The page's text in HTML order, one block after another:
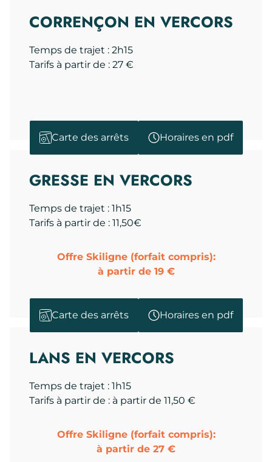
CORRENÇON EN VERCORS
Temps de trajet : 2h15
Tarifs à partir de : 27 €
Carte des arrêts Horaires en pdf
GRESSE EN VERCORS
Temps de trajet : 1h15
Tarifs à partir de : 11,50€
Offre Skiligne (forfait compris):
à partir de 19 €
Carte des arrêts Horaires en pdf
LANS EN VERCORS
Temps de trajet : 1h15
Tarifs à partir de : à partir de 11,50 €
Offre Skiligne (forfait compris):
à partir de 27 €